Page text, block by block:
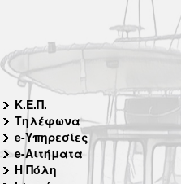
Κ.Ε.Π.
Τηλέφωνα
e-Υπηρεσίες
e-Αιτήματα
Η Πόλη